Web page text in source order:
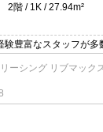
2階
1K 27.94m²
豊富なスタッフが多
申し付けください！初
覧オンライン契約等弊
ではネットに掲載さ
気になる物件は全て申
！
ーシング リブマック